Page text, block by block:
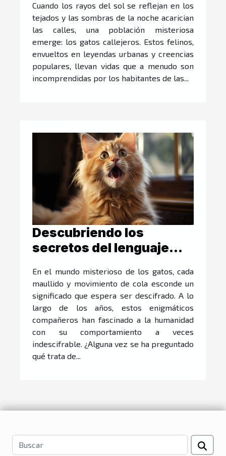
Cuando los rayos del sol se reflejan en los
tejados y las sombras de la noche acarician
las calles, una población misteriosa
emerge: los gatos callejeros. Estos felinos,
envueltos en leyendas urbanas y creencias
populares, llevan vidas que a menudo son
incomprendidas por los habitantes de las...
Descubriendo los
secretos del lenguaje
En el mundo misterioso de los gatos, cada
maullido y movimiento de cola esconde un
significado que espera ser descifrado. A lo
largo de los años, estos enigmáticos
compañeros han fascinado a la humanidad
con su comportamiento a veces
indescifrable. ¿Alguna vez se ha preguntado
qué trata de...